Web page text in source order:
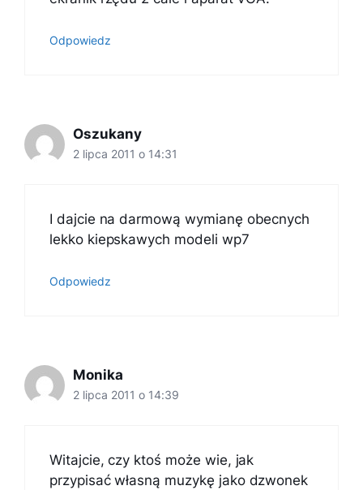
Odpowiedz
Oszukany
2 lipca 2011 o 14:31
I dajcie na darmową wymianę obecnych
lekko kiepskawych modeli wp7
Odpowiedz
Monika
2 lipca 2011 o 14:39
Witajcie, czy ktoś może wie, jak
przypisać własną muzykę jako dzwonek